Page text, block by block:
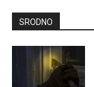
SRODNO